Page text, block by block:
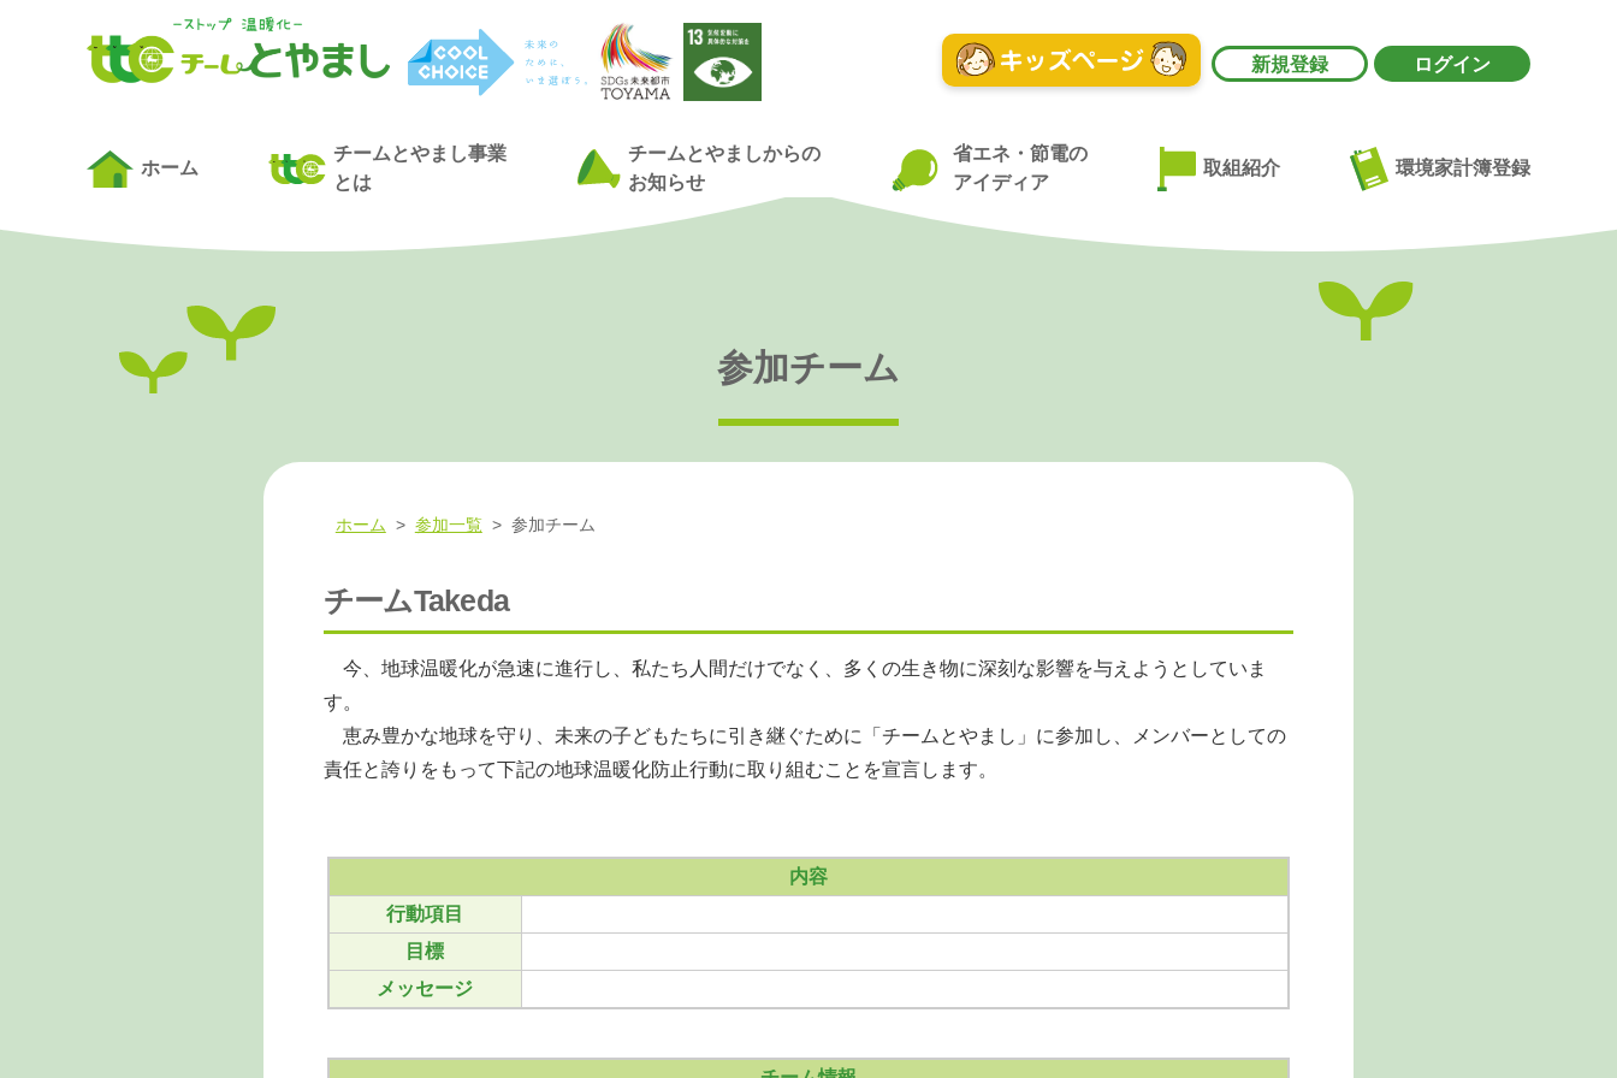
新規登録 ログイン
ホーム
チームとやまし事業
とは
チームとやましからの
お知らせ
省エネ・節電の
アイディア
取組紹介 環境家計簿登録
参加チーム
ホーム > 参加一覧> 参加チーム
チームTakeda
今、地球温暖化が急速に進行し、私たち人間だけでなく、多くの生き物に深刻な影響を与えようとしていま
す。
恵み豊かな地球を守り、未来の子どもたちに引き継ぐために「チームとやまし」に参加し、メンバーとしての
責任と誇りをもって下記の地球温暖化防止行動に取り組むことを宣言します。
内容
行動項目
目標
メッセージ